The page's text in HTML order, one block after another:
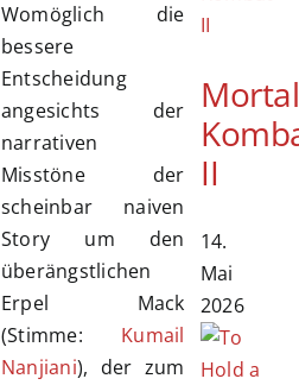
Womöglich die
bessere
Entscheidung
angesichts der
narrativen
Misstöne der
scheinbar naiven
Story um den
überängstlichen
Erpel Mack
(Stimme: Kumail
Nanjiani), der zum
Mortal
II
14.
Mai
2026